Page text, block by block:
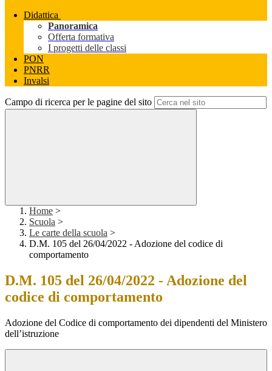
Didattica
Panoramica
Offerta formativa
I progetti delle classi
PON
PNRR
Invalsi
Campo di ricerca per le pagine del sito
Home >
Scuola >
Le carte della scuola >
D.M. 105 del 26/04/2022 - Adozione del codice di
comportamento
D.M. 105 del 26/04/2022 - Adozione del
codice di comportamento
Adozione del Codice di comportamento dei dipendenti del Ministero
dell’istruzione